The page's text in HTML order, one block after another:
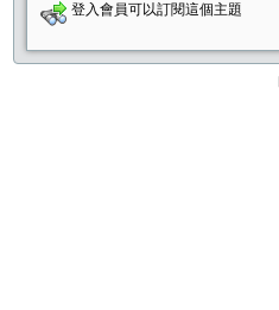
登入會員可以訂閱這個主題